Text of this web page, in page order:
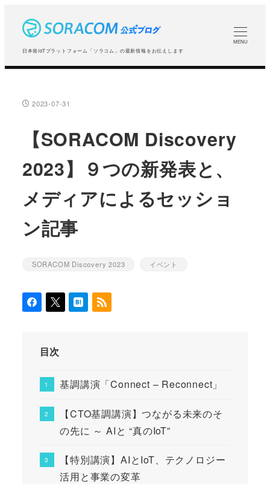
コ
日本発IoTプラットフォーム「ソラコム」の最新情報をお伝えします
MENU
投稿日
2023-07-31
【SORACOM Discovery
2023】９つの新発表と、
メディアによるセッショ
ン記事
カテゴリー
SORACOM Discovery 2023 カテゴリー
イベント
目次
基調講演「Connect – Reconnect」
【CTO基調講演】つながる未来のそ
の先に ～ AIと “真のIoT”
【特別講演】AIとIoT、テクノロジー
活用と事業の変革